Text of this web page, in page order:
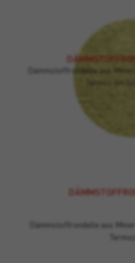
Dämmstoffrondelle aus
Dämmstoffrondelle aus